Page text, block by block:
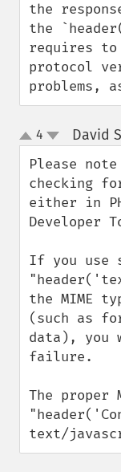
the
the
requires
protocol
problems,
up
down
4 David
Please
checking
either in
Developer
If you use
the MIME
(such as
data), you
failure.
The proper
text/